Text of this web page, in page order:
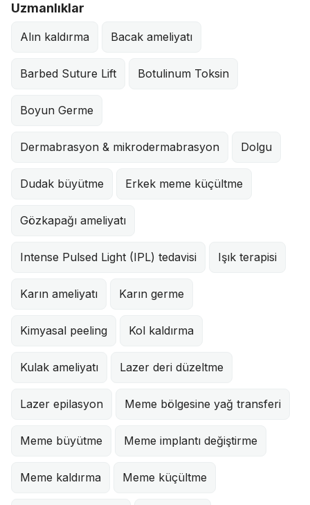
Uzmanlıklar
Alın kaldırma Bacak ameliyatı
Barbed Suture Lift Botulinum Toksin
Boyun Germe
Dermabrasyon & mikrodermabrasyon Dolgu
Dudak büyütme Erkek meme küçültme
Gözkapağı ameliyatı
Intense Pulsed Light (IPL) tedavisi Işık terapisi
Karın ameliyatı Karın germe
Kimyasal peeling Kol kaldırma
Kulak ameliyatı Lazer deri düzeltme
Lazer epilasyon Meme bölgesine yağ transferi
Meme büyütme Meme implantı değiştirme
Meme kaldırma Meme küçültme